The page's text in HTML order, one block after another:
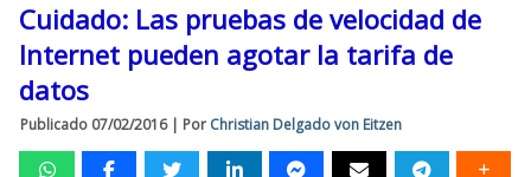
Cuidado: Las pruebas de velocidad de
Internet pueden agotar la tarifa de
datos
Publicado 07/02/2016| Por Christian Delgado von Eitzen